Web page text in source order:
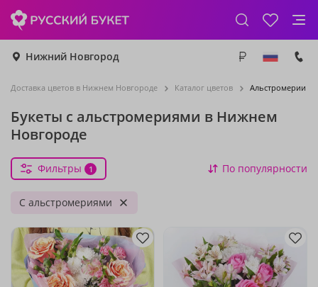
Нижний Новгород
Доставка цветов в Нижнем Новгороде Каталог цветов Альстромерии
Букеты с альстромериями в Нижнем
Новгороде
Фильтры 1 По популярности
С альстромериями